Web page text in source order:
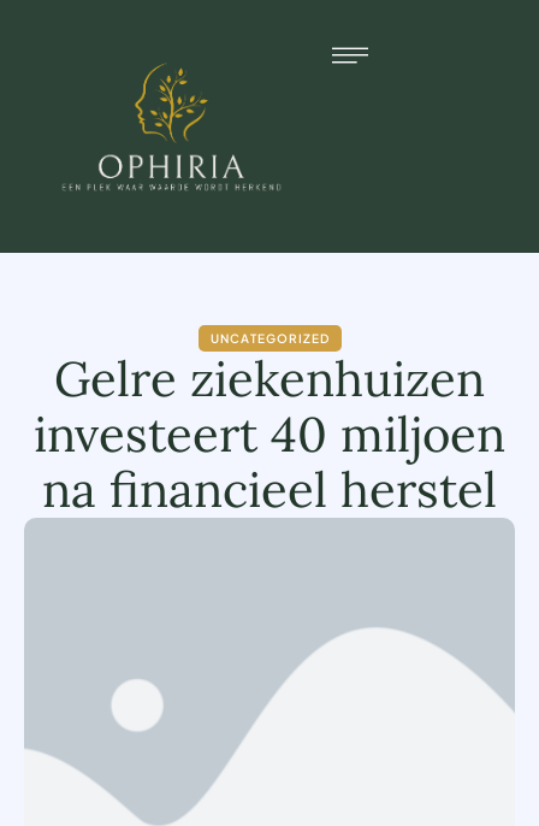
UNCATEGORIZED
Gelre ziekenhuizen
investeert 40 miljoen
na financieel herstel